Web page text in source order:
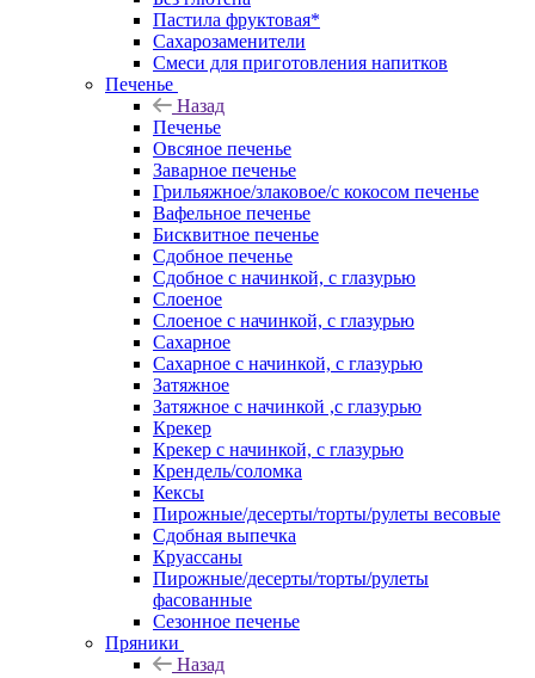
Пастила фруктовая*
Сахарозаменители
Смеси для приготовления напитков
Печенье
Назад
Печенье
Овсяное печенье
Заварное печенье
Грильяжное/злаковое/с кокосом печенье
Вафельное печенье
Бисквитное печенье
Сдобное печенье
Сдобное с начинкой, с глазурью
Слоеное
Слоеное с начинкой, с глазурью
Сахарное
Сахарное с начинкой, с глазурью
Затяжное
Затяжное с начинкой ,с глазурью
Крекер
Крекер с начинкой, с глазурью
Крендель/соломка
Кексы
Пирожные/десерты/торты/рулеты весовые
Сдобная выпечка
Круассаны
Пирожные/десерты/торты/рулеты
фасованные
Сезонное печенье
Пряники
Назад